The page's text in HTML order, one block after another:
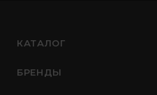
КАТАЛОГ
БРЕНДЫ